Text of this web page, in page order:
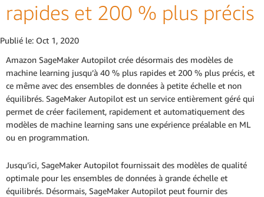
rapides et 200 % plus précis
Publié le: Oct 1, 2020
Amazon SageMaker Autopilot crée désormais des modèles de
machine learning jusqu’à 40 % plus rapides et 200 % plus précis, et
ce même avec des ensembles de données à petite échelle et non
équilibrés. SageMaker Autopilot est un service entièrement géré qui
permet de créer facilement, rapidement et automatiquement des
modèles de machine learning sans une expérience préalable en ML
ou en programmation.
Jusqu’ici, SageMaker Autopilot fournissait des modèles de qualité
optimale pour les ensembles de données à grande échelle et
équilibrés. Désormais, SageMaker Autopilot peut fournir des